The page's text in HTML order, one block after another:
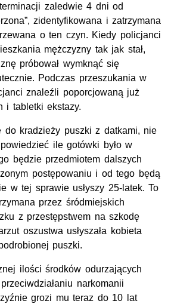
zaledwie 4 dni od
zidentyfikowana i zatrzymana
o ten czyn. Kiedy policjanci
mężczyzny tak jak stał,
próbował wymknąć się
Podczas przeszukania w
znaleźli poporcjowaną już
i tabletki ekstazy.
do kradzieży puszki z datkami, nie
ile gotówki było w
będzie przedmiotem dalszych
postępowaniu i od tego będą
w tej sprawie usłyszy 25-latek. To
przez śródmiejskich
z przestępstwem na szkodę
oszustwa usłyszała kobieta
puszki.
ilości środków odurzających
narkomanii
grozi mu teraz do 10 lat